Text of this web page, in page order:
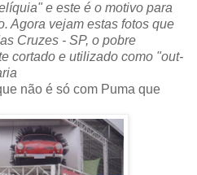
e este é o motivo para
Agora vejam estas fotos que
Cruzes - SP, o pobre
cortado e utilizado como "out-
não é só com Puma que